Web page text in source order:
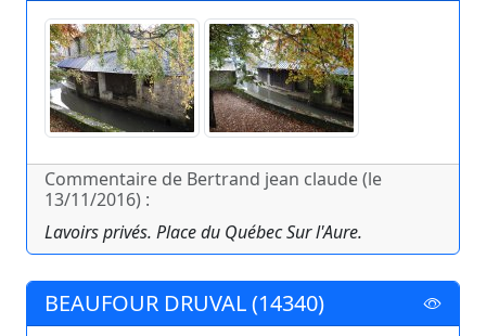
Commentaire de Bertrand jean claude (le
13/11/2016) :
Lavoirs privés. Place du Québec Sur l'Aure.
BEAUFOUR DRUVAL (14340)